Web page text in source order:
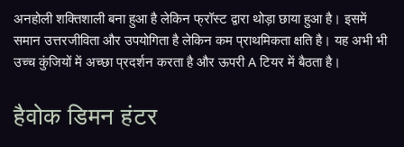
अनहोली शक्तिशाली बना हुआ है लेकिन फ्रॉस्ट द्वारा थोड़ा छाया हुआ है। इसमें
समान उत्तरजीविता और उपयोगिता है लेकिन कम प्राथमिकता क्षति है। यह अभी भी
उच्च कुंजियों में अच्छा प्रदर्शन करता है और ऊपरी A टियर में बैठता है।
हैवोक डिमन हंटर